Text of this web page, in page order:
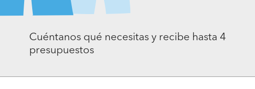
Cuéntanos qué necesitas y recibe hasta 4
presupuestos